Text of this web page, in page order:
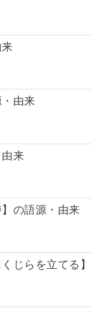
由来
来
の語源・由来
じらを立てる】